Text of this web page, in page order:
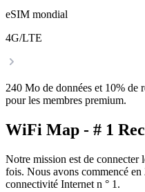
eSIM mondial
4G/LTE
240 Mo de données et 10% de
pour les membres premium.
WiFi Map - # 1
Notre mission est de connecter
fois. Nous avons commencé
connectivité Internet n ° 1.